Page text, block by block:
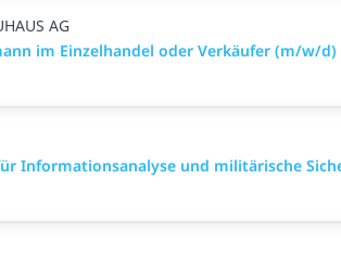
AG
im Einzelhandel oder Verkäufer (m/w/d)
Informationsanalyse und militärische